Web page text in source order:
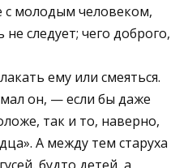
с молодым человеком,
следует; чего доброго,
ему или смеяться.
он, — если бы даже
так и то, наверно,
А между тем старуха